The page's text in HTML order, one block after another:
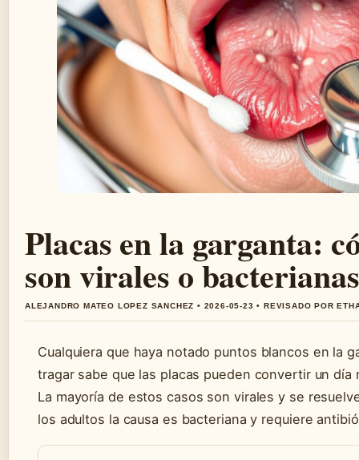
Placas en la garganta:
son virales o bacterianas
ALEJANDRO MATEO LOPEZ SANCHEZ • 2026-05-23 • REVISADO POR
Cualquiera que haya notado puntos blancos en la
tragar sabe que las placas pueden convertir un día
La mayoría de estos casos son virales y se
los adultos la causa es bacteriana y requiere